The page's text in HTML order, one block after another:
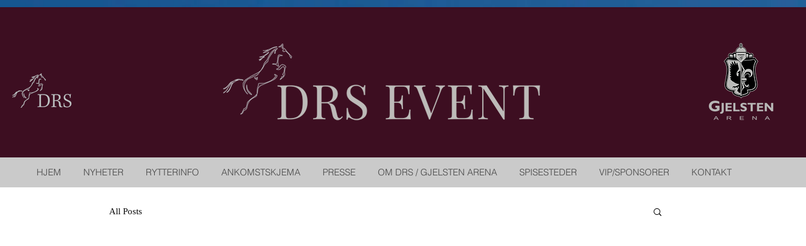
HJEM NYHETER RYTTERINFO ANKOMSTSKJEMA PRESSE OM DRS / GJELSTEN ARENA SPISESTEDER VIP/SPONSORER KONTAKT
All Posts